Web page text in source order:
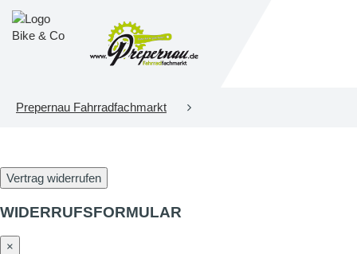
Prepernau Fahrradfachmarkt
Vertrag widerrufen
WIDERRUFSFORMULAR
×